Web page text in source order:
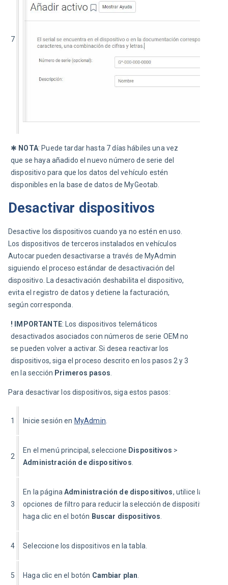
7
✱ NOTA: Puede tardar hasta 7 días hábiles una vez
que se haya añadido el nuevo número de serie del
dispositivo para que los datos del vehículo estén
disponibles en la base de datos de MyGeotab.
Desactivar dispositivos
Desactive los dispositivos cuando ya no estén en uso.
Los dispositivos de terceros instalados en vehículos
Autocar pueden desactivarse a través de MyAdmin
siguiendo el proceso estándar de desactivación del
dispositivo. La desactivación deshabilita el dispositivo,
evita el registro de datos y detiene la facturación,
según corresponda.
! IMPORTANTE: Los dispositivos telemáticos
desactivados asociados con números de serie OEM no
se pueden volver a activar. Si desea reactivar los
dispositivos, siga el proceso descrito en los pasos 2 y 3
en la sección Primeros pasos.
Para desactivar los dispositivos, siga estos pasos:
1 Inicie sesión en MyAdmin.
2
En el menú principal, seleccione Dispositivos >
Administración de dispositivos.
3
En la página Administración de dispositivos, utilice las
opciones de filtro para reducir la selección de dispositivos y
haga clic en el botón Buscar dispositivos.
4 Seleccione los dispositivos en la tabla.
5 Haga clic en el botón Cambiar plan.